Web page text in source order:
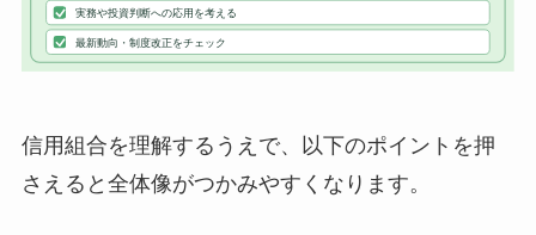
信用組合を理解するうえで、以下のポイントを押
さえると全体像がつかみやすくなります。